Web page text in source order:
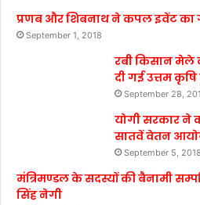
प्रणब और शिबनाथ ने कपल इवेंट का
September 1, 2018
रबी किसान मेले
दी गई उत्तम
September 28,
योगी सरकार ने
सातवें वेतन
September 5, 2018
मंत्रिमण्डल के सदस्यों की बैनामी
सिंह नेगी